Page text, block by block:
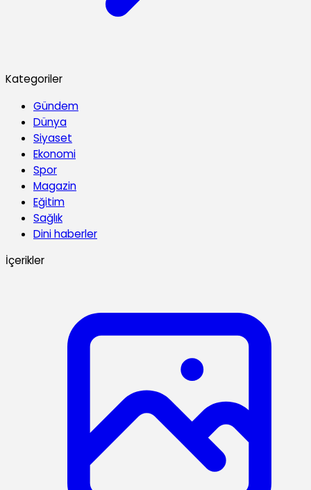
Kategoriler
Gündem
Dünya
Siyaset
Ekonomi
Spor
Magazin
Eğitim
Sağlık
Dini haberler
İçerikler